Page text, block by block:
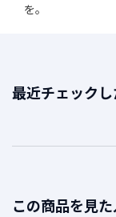
を。
最近チェック
この商品を見